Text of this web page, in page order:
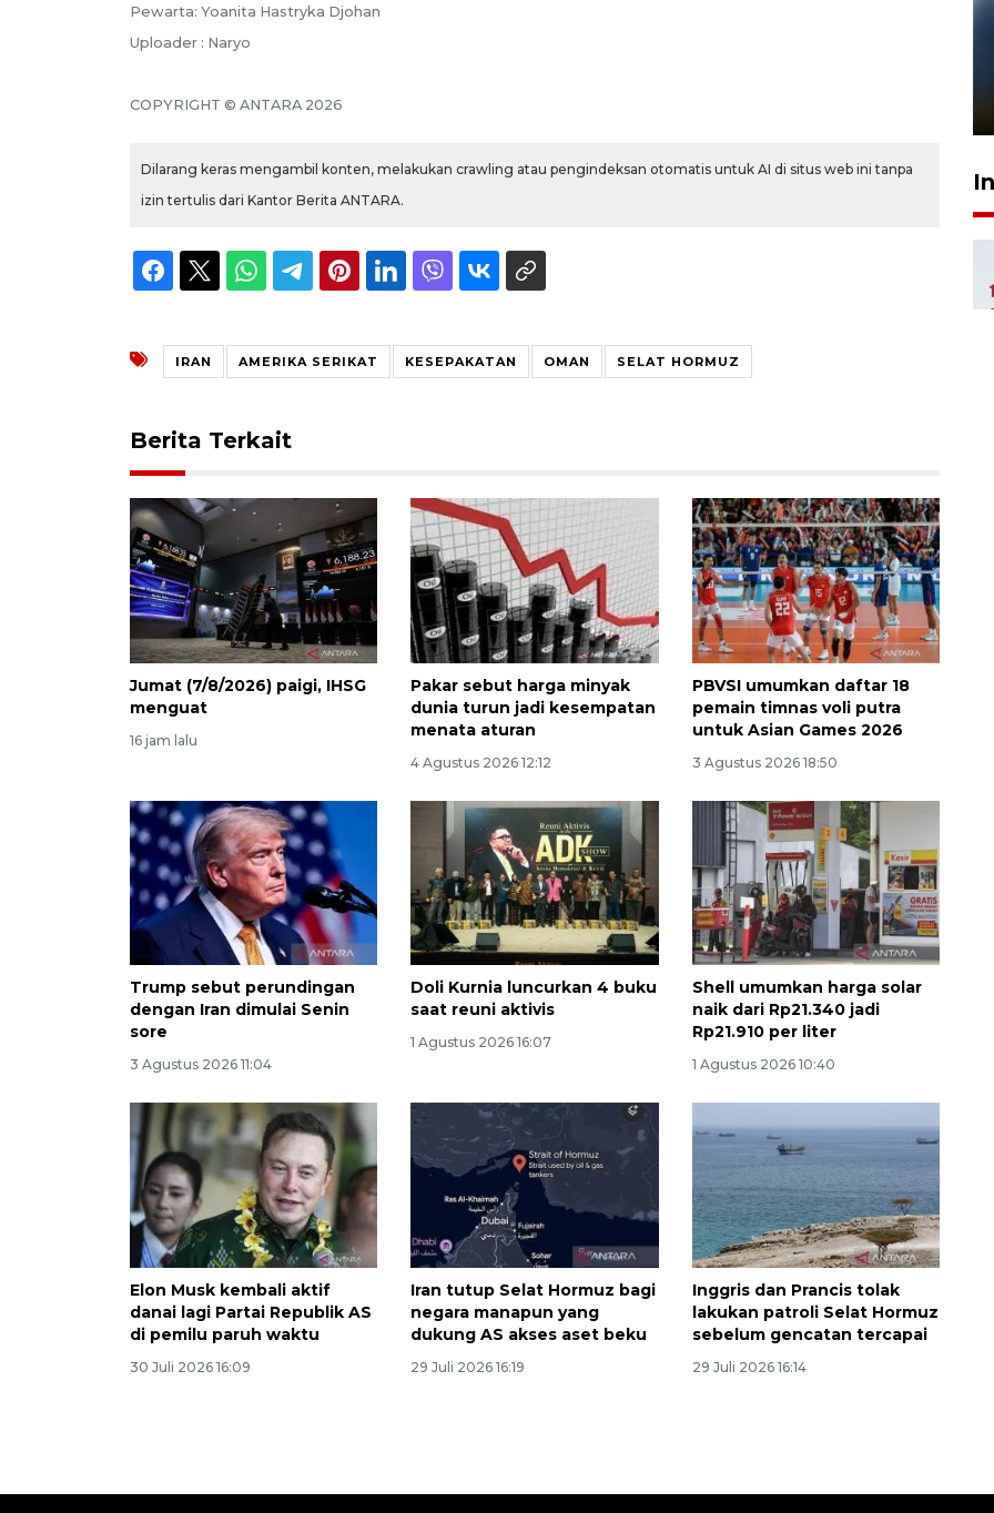
Pewarta: Yoanita Hastryka Djohan
Uploader : Naryo
COPYRIGHT © ANTARA 2026
Dilarang keras mengambil konten, melakukan crawling atau pengindeksan otomatis untuk AI di situs web ini tanpa
izin tertulis dari Kantor Berita ANTARA.
IRAN AMERIKA SERIKAT KESEPAKATAN OMAN SELAT HORMUZ
Berita Terkait
Jumat (7/8/2026) paigi, IHSG
menguat
16 jam lalu
Pakar sebut harga minyak
dunia turun jadi kesempatan
menata aturan
4 Agustus 2026 12:12
PBVSI umumkan daftar 18
pemain timnas voli putra
untuk Asian Games 2026
3 Agustus 2026 18:50
Trump sebut perundingan
dengan Iran dimulai Senin
sore
3 Agustus 2026 11:04
Doli Kurnia luncurkan 4 buku
saat reuni aktivis
1 Agustus 2026 16:07
Shell umumkan harga solar
naik dari Rp21.340 jadi
Rp21.910 per liter
1 Agustus 2026 10:40
Elon Musk kembali aktif
danai lagi Partai Republik AS
di pemilu paruh waktu
30 Juli 2026 16:09
Iran tutup Selat Hormuz bagi
negara manapun yang
dukung AS akses aset beku
29 Juli 2026 16:19
Inggris dan Prancis tolak
lakukan patroli Selat Hormuz
sebelum gencatan tercapai
29 Juli 2026 16:14
Ekonomi triwulan II-2026
tumbuh 5,29 persen
2026-08-06 18:45:00